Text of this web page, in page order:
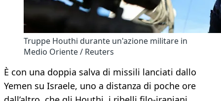
Truppe Houthi durante un'azione militare in
Medio Oriente / Reuters
È con una doppia salva di missili lanciati dallo
Yemen su Israele, uno a distanza di poche ore